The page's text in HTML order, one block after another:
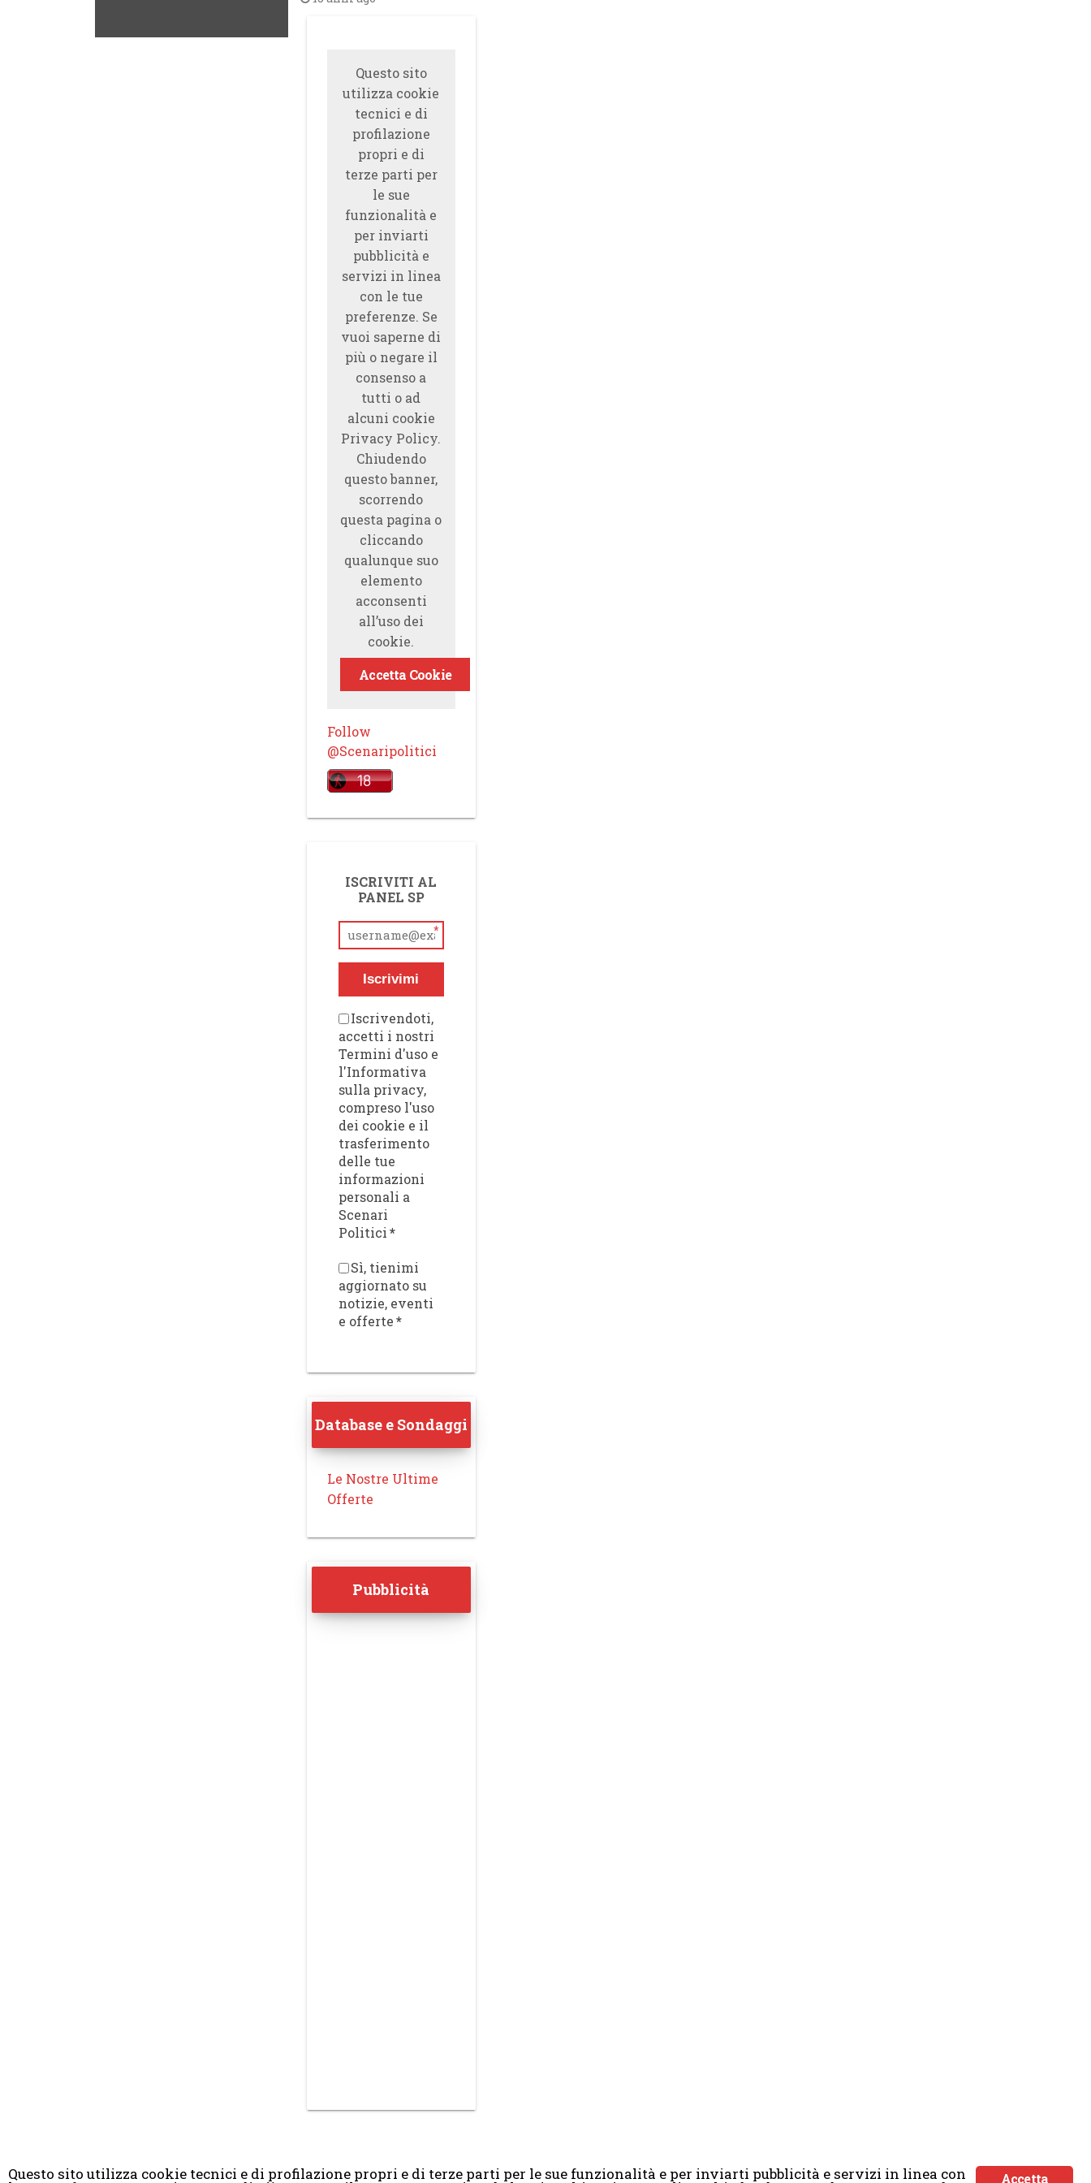
Questo sito
utilizza cookie
tecnici e di
profilazione
propri e di
terze parti per
le sue
funzionalità e
per inviarti
pubblicità e
servizi in linea
con le tue
preferenze. Se
vuoi saperne di
più o negare il
consenso a
tutti o ad
alcuni cookie
Privacy Policy.
Chiudendo
questo banner,
scorrendo
questa pagina o
cliccando
qualunque suo
elemento
acconsenti
all’uso dei
cookie.
Accetta Cookie
Follow
@Scenaripolitici
ISCRIVITI AL
PANEL SP
*
Iscrivimi
Iscrivendoti,
accetti i nostri
Termini d'uso e
l'Informativa
sulla privacy,
compreso l'uso
dei cookie e il
trasferimento
delle tue
informazioni
personali a
Scenari
Politici*
Sì, tienimi
aggiornato su
notizie, eventi
e offerte*
Database e Sondaggi
Le Nostre Ultime
Offerte
Pubblicità
Accetta
Questo sito utilizza cookie tecnici e di profilazione propri e di terze parti per le sue funzionalità e per inviarti pubblicità e servizi in linea con